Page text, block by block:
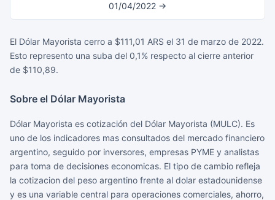
01/04/2022 →
El Dólar Mayorista cerro a $111,01 ARS el 31 de marzo de 2022.
Esto represento una suba del 0,1% respecto al cierre anterior
de $110,89.
Sobre el Dólar Mayorista
Dólar Mayorista es cotización del Dólar Mayorista (MULC). Es
uno de los indicadores mas consultados del mercado financiero
argentino, seguido por inversores, empresas PYME y analistas
para toma de decisiones economicas. El tipo de cambio refleja
la cotizacion del peso argentino frente al dolar estadounidense
y es una variable central para operaciones comerciales, ahorro,